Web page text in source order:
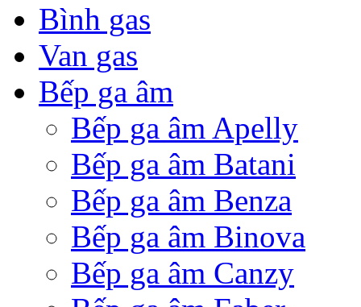
Bình gas
Van gas
Bếp ga âm
Bếp ga âm Apelly
Bếp ga âm Batani
Bếp ga âm Benza
Bếp ga âm Binova
Bếp ga âm Canzy